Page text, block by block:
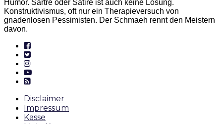
Humor. Sartre oder Satire ist auch keine Lösung.
Konstruktivismus, oft nur ein Therapieversuch von
gnadenlosen Pessimisten. Der Schmaeh rennt den Meistern
davon.
Disclaimer
Impressum
Kasse